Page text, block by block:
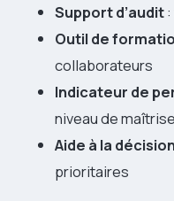
Support d’audit
Outil de
collaborateurs
Indicateur de
niveau de
Aide à la décision
prioritaires